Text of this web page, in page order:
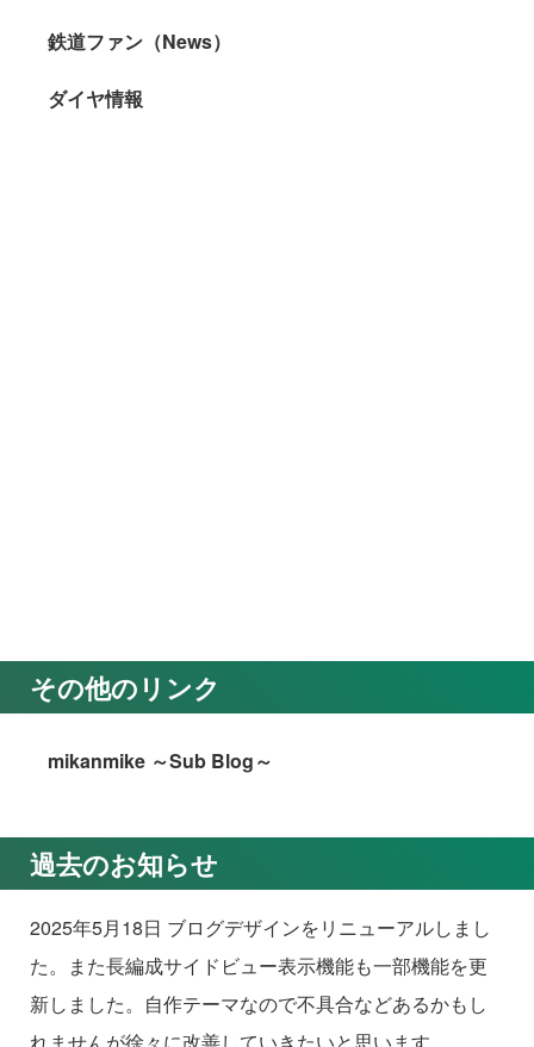
鉄道ファン（News）
ダイヤ情報
その他のリンク
mikanmike ～Sub Blog～
過去のお知らせ
2025年5月18日 ブログデザインをリニューアルしまし
た。また長編成サイドビュー表示機能も一部機能を更
新しました。自作テーマなので不具合などあるかもし